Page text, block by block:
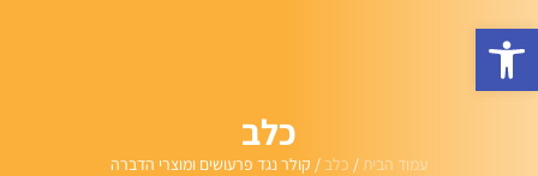
כלב
עמוד הבית/ כלב / קולר נגד פרעושים ומוצרי הדברה
פתח סרגל נגישות